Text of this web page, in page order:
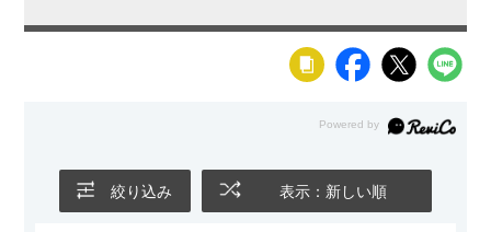
絞り込み 表示：新しい順